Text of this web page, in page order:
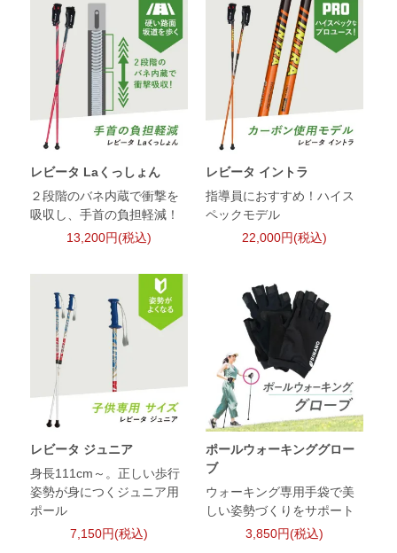
レビータ Laくっしょん
２段階のバネ内蔵で衝撃を
吸収し、手首の負担軽減！
13,200円(税込)
レビータ イントラ
指導員におすすめ！ハイス
ペックモデル
22,000円(税込)
レビータ ジュニア
身長111cm～。正しい歩行
姿勢が身につくジュニア用
ポール
7,150円(税込)
ポールウォーキンググロー
ブ
ウォーキング専用手袋で美
しい姿勢づくりをサポート
3,850円(税込)